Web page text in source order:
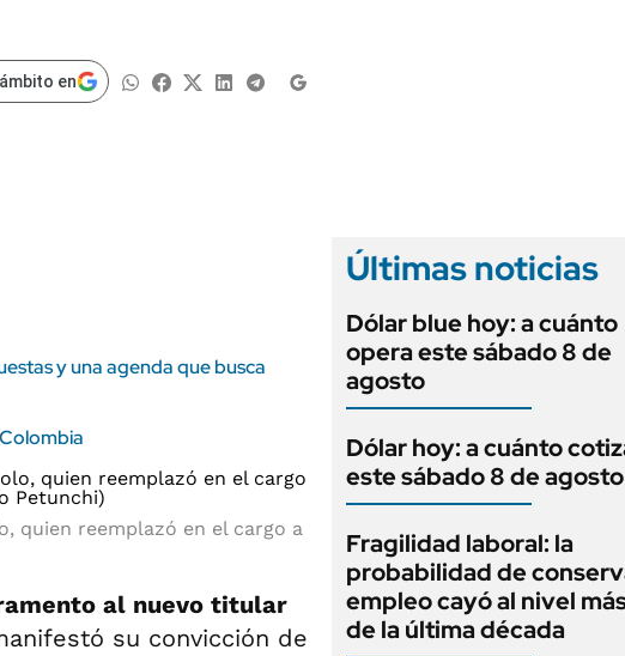
en
y una agenda que busca
quien reemplazó en el cargo a
al nuevo titular
su convicción de
Últimas noticias
Dólar blue hoy: a cuánto
opera este sábado 8 de
agosto
Dólar hoy: a cuánto
este sábado 8 de agosto
Fragilidad laboral: la
probabilidad de
empleo cayó al nivel
de la última década